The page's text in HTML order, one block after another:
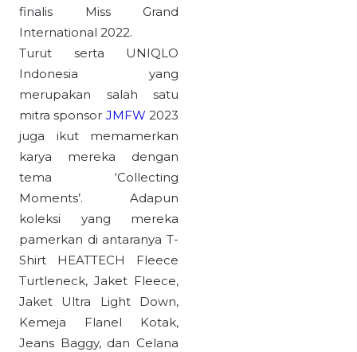
finalis Miss Grand
International 2022.
Turut serta UNIQLO
Indonesia yang
merupakan salah satu
mitra sponsor JMFW 2023
juga ikut memamerkan
karya mereka dengan
tema ‘Collecting
Moments’. Adapun
koleksi yang mereka
pamerkan di antaranya T-
Shirt HEATTECH Fleece
Turtleneck, Jaket Fleece,
Jaket Ultra Light Down,
Kemeja Flanel Kotak,
Jeans Baggy, dan Celana